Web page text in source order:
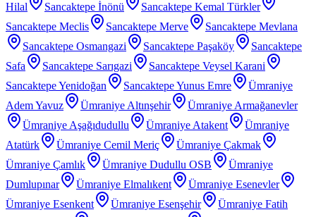
Hilal
Sancaktepe İnönü
Sancaktepe Kemal Türkler
Sancaktepe Meclis
Sancaktepe Merve
Sancaktepe Mevlana
Sancaktepe Osmangazi
Sancaktepe Paşaköy
Sancaktepe
Safa
Sancaktepe Sarıgazi
Sancaktepe Veysel Karani
Sancaktepe Yenidoğan
Sancaktepe Yunus Emre
Ümraniye
Adem Yavuz
Ümraniye Altınşehir
Ümraniye Armağanevler
Ümraniye Aşağıdudullu
Ümraniye Atakent
Ümraniye
Atatürk
Ümraniye Cemil Meriç
Ümraniye Çakmak
Ümraniye Çamlık
Ümraniye Dudullu OSB
Ümraniye
Dumlupınar
Ümraniye Elmalıkent
Ümraniye Esenevler
Ümraniye Esenkent
Ümraniye Esenşehir
Ümraniye Fatih